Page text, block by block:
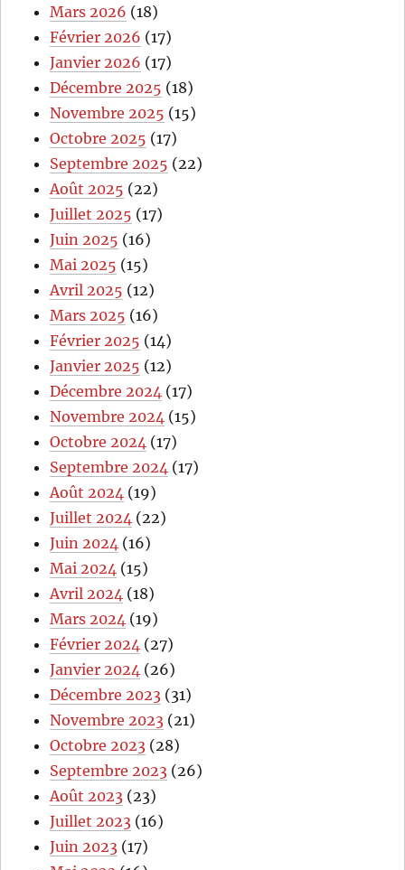
Mars 2026 (18)
Février 2026 (17)
Janvier 2026 (17)
Décembre 2025 (18)
Novembre 2025 (15)
Octobre 2025 (17)
Septembre 2025 (22)
Août 2025 (22)
Juillet 2025 (17)
Juin 2025 (16)
Mai 2025 (15)
Avril 2025 (12)
Mars 2025 (16)
Février 2025 (14)
Janvier 2025 (12)
Décembre 2024 (17)
Novembre 2024 (15)
Octobre 2024 (17)
Septembre 2024 (17)
Août 2024 (19)
Juillet 2024 (22)
Juin 2024 (16)
Mai 2024 (15)
Avril 2024 (18)
Mars 2024 (19)
Février 2024 (27)
Janvier 2024 (26)
Décembre 2023 (31)
Novembre 2023 (21)
Octobre 2023 (28)
Septembre 2023 (26)
Août 2023 (23)
Juillet 2023 (16)
Juin 2023 (17)